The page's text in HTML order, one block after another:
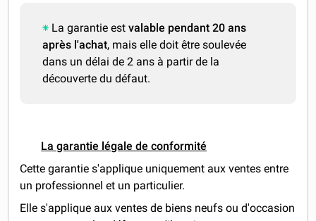
La garantie estvalable pendant 20 ans
après l'achat, mais elle doit être soulevée
dans un délai de 2 ans à partir de la
découverte du défaut.
La garantie légale de conformité
Cette garantie s'applique uniquement aux ventes entre
un professionnel et un particulier.
Elle s'applique aux ventes de biens neufs ou d'occasion